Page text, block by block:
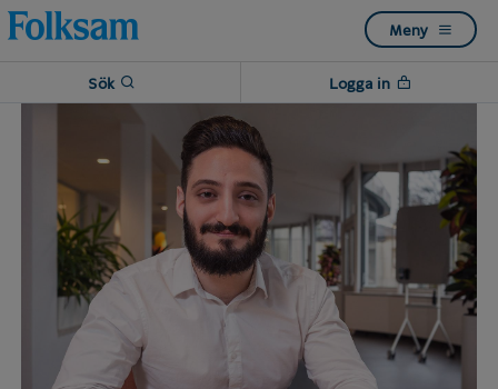
Till
navigation
Till
innehåll
Meny
Sök Logga in